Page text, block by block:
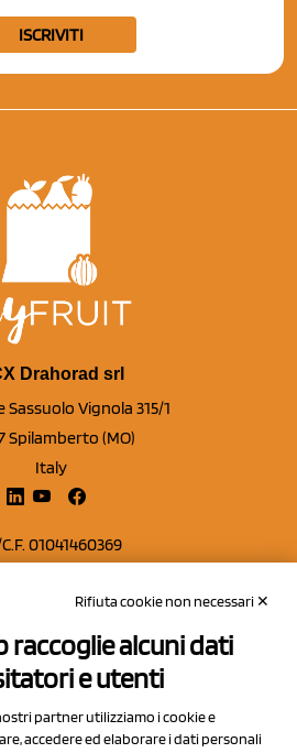
ISCRIVITI
Drahorad srl
Sassuolo Vignola 315/1
Spilamberto (MO)
Italy
01041460369
Euro 50.000,00 i.v.
Contatti
Privacy Policy
Rifiuta cookie non necessari ✕
raccoglie alcuni dati
e utenti
partner utilizziamo i cookie e
accedere ed elaborare i dati personali